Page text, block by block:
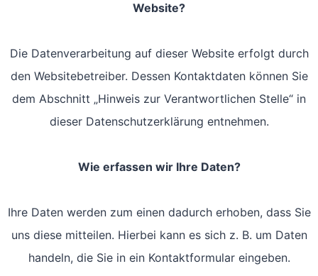
Website?
Die Datenverarbeitung auf dieser Website erfolgt durch
den Websitebetreiber. Dessen Kontaktdaten können Sie
dem Abschnitt „Hinweis zur Verantwortlichen Stelle“ in
dieser Datenschutzerklärung entnehmen.
Wie erfassen wir Ihre Daten?
Ihre Daten werden zum einen dadurch erhoben, dass Sie
uns diese mitteilen. Hierbei kann es sich z. B. um Daten
handeln, die Sie in ein Kontaktformular eingeben.